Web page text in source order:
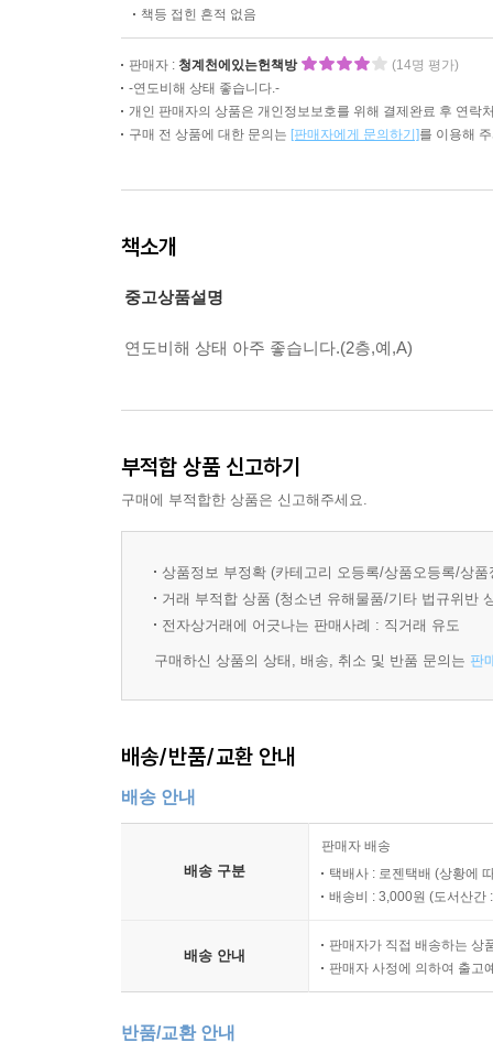
책등 접힌 흔적 없음
판매자 : 청계천에있는헌책방
(14명 평가)
-연도비해 상태 좋습니다.-
개인 판매자의 상품은 개인정보보호를 위해 결제완료 후 연락
구매 전 상품에 대한 문의는 [판매자에게 문의하기]를 이용해
책소개
중고상품설명
연도비해 상태 아주 좋습니다.(2층,예,A)
부적합 상품 신고하기
구매에 부적합한 상품은 신고해주세요.
상품정보 부정확 (카테고리 오등록/상품오등록/상
거래 부적합 상품 (청소년 유해물품/기타 법규위반
전자상거래에 어긋나는 판매사례 : 직거래 유도
구매하신 상품의 상태, 배송, 취소 및 반품 문의는 판
배송/반품/교환 안내
배송 안내
배송 구분
판매자 배송
택배사 : 로젠택배 (상황에
배송비 : 3,000원 (도서산간
배송 안내
판매자가 직접 배송하는 상
판매자 사정에 의하여 출고
반품/교환 안내